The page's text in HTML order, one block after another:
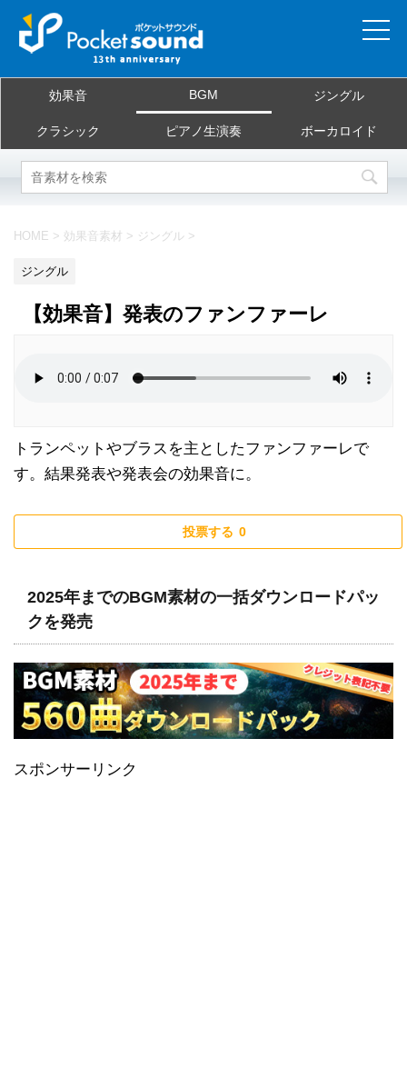
当サイトについて
ご利用規約
お問合せ
効果音 BGM ジングル
クラシック ピアノ生演奏 ボーカロイド
HOME > 効果音素材 > ジングル >
ジングル
【効果音】発表のファンファーレ
トランペットやブラスを主としたファンファーレで
す。結果発表や発表会の効果音に。
投票する 0
2025年までのBGM素材の一括ダウンロードパッ
クを発売
スポンサーリンク